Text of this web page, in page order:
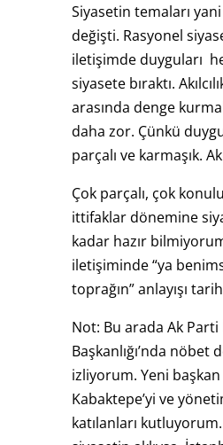
Siyasetin temaları
değişti. Rasyonel
iletişimde duyguları
siyasete bıraktı.
arasında denge
daha zor. Çünkü
parçalı ve karmaşık.
Çok parçalı, çok
ittifaklar dönemine
kadar hazır
iletişiminde “ya
toprağın” anlayışı
Not: Bu arada Ak
Başkanlığı’nda nöbet
izliyorum. Yeni
Kabaktepe’yi ve
katılanları